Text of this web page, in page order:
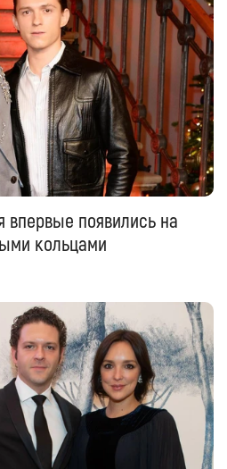
впервые появились на
кольцами